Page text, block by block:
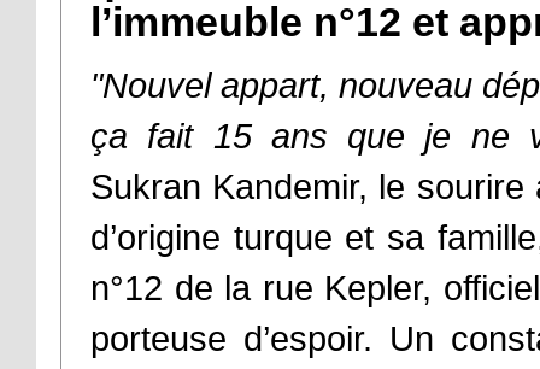
l’immeuble n°12 et
"Nouvel appart, nouveau
ça fait 15 ans que je ne
Sukran Kandemir, le
d’origine turque et sa
n°12 de la rue Kepler,
porteuse d’espoir. Un